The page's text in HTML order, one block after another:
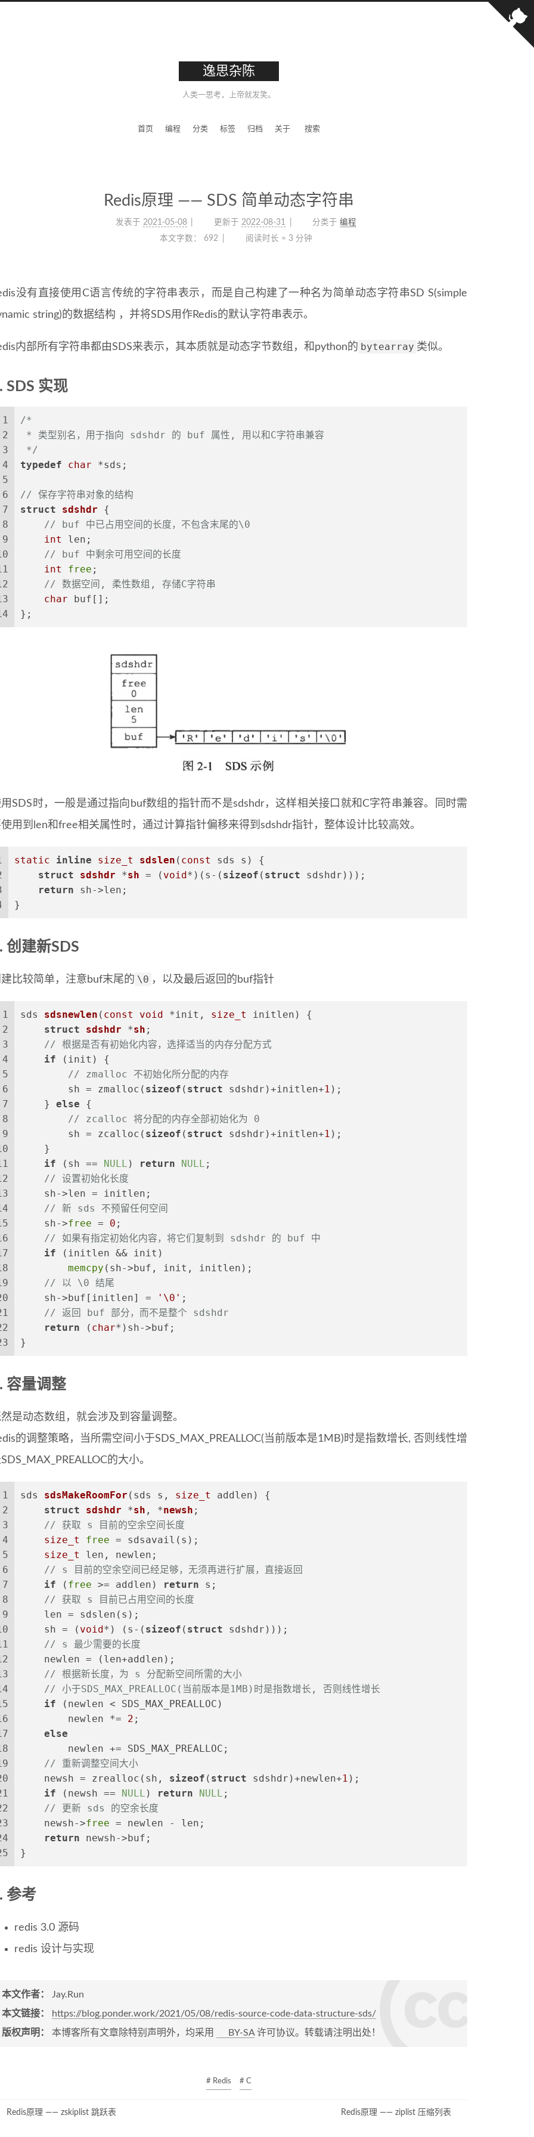
逸思杂陈
人类一思考，上帝就发笑。
首页 编程 分类 标签 归档 关于 搜索
Redis原理 —— SDS 简单动态字符串
发表于 2021-05-08 更新于 2022-08-31 分类于 编程
本文字数：
692 阅读时长 ≈ 3 分钟
没有直接使用C语言传统的字符串表示，而是自己构建了一种名为简单动态字符串SD S(simple
string)的数据结构 ，并将SDS用作Redis的默认字符串表示。
内部所有字符串都由SDS来表示，其本质就是动态字节数组，和python的 bytearray 类似。
SDS 实现
1
2
3
4
5
6
7
8
9
/*
* 类型别名，用于指向 sdshdr 的 buf 属性, 用以和C字符串兼容
*/
typedef
char *sds;
// 保存字符串对象的结构
struct
sdshdr {
// buf 中已占用空间的长度，不包含末尾的\0
int
len;
// buf 中剩余可用空间的长度
int
free ;
// 数据空间, 柔性数组, 存储C字符串
char buf[];
};
SDS时，一般是通过指向buf数组的指针而不是sdshdr，这样相关接口就和C字符串兼容。同时需
用到len和free相关属性时，通过计算指针偏移来得到sdshdr指针，整体设计比较高效。
static inline size_t sdslen ( const sds s)
{
struct
sdshdr *sh = ( void*)(s-( sizeof ( struct sdshdr)));
return sh->len;
}
创建新SDS
比较简单，注意buf末尾的 \0 ，以及最后返回的buf指针
1
2
3
4
5
6
7
8
9
sds sdsnewlen ( const void *init, size_t initlen)
{
struct
sdshdr *sh ;
// 根据是否有初始化内容，选择适当的内存分配方式
if (init) {
// zmalloc 不初始化所分配的内存
        sh = zmalloc(
sizeof ( struct sdshdr)+initlen+1 );
    }
else {
// zcalloc 将分配的内存全部初始化为 0
        sh = zcalloc(
sizeof ( struct sdshdr)+initlen+1 );
    }
if (sh == NULL ) return NULL ;
// 设置初始化长度
    sh->len = initlen;
// 新 sds 不预留任何空间
    sh->
free = 0 ;
// 如果有指定初始化内容，将它们复制到 sdshdr 的 buf 中
if (initlen && init)
memcpy (sh->buf, init, initlen);
// 以 \0 结尾
    sh->buf[initlen] =
'\0' ;
// 返回 buf 部分，而不是整个 sdshdr
return ( char*)sh->buf;
}
容量调整
是动态数组，就会涉及到容量调整。
的调整策略，当所需空间小于SDS_MAX_PREALLOC(当前版本是1MB)时是指数增长, 否则线性增
的大小。
1
2
3
4
5
6
7
8
9
sds sdsMakeRoomFor (sds s, size_t addlen)
{
struct
sdshdr *sh , *newsh ;
// 获取 s 目前的空余空间长度
size_t
free = sdsavail(s);
size_t
len, newlen;
// s 目前的空余空间已经足够，无须再进行扩展，直接返回
if ( free >= addlen) return s;
// 获取 s 目前已占用空间的长度
    len = sdslen(s);
    sh = (
void*) (s-( sizeof ( struct sdshdr)));
// s 最少需要的长度
    newlen = (len+addlen);
// 根据新长度，为 s 分配新空间所需的大小
// 小于SDS_MAX_PREALLOC(当前版本是1MB)时是指数增长, 否则线性增长
if (newlen < SDS_MAX_PREALLOC)
        newlen *=
2 ;
else
        newlen += SDS_MAX_PREALLOC;
// 重新调整空间大小
    newsh = zrealloc(sh,
sizeof ( struct sdshdr)+newlen+1 );
if (newsh == NULL ) return NULL ;
// 更新 sds 的空余长度
    newsh->
free = newlen - len;
return newsh->buf;
}
参考
redis 3.0 源码
redis 设计与实现
本文作者：
Jay.Run
本文链接：
https://blog.ponder.work/2021/05/08/redis-source-code-data-structure-sds/
版权声明： 本博客所有文章除特别声明外，均采用 BY-SA许可协议。转载请注明出处！
# Redis # C
Redis原理 —— zskiplist 跳跃表 Redis原理 —— ziplist 压缩列表